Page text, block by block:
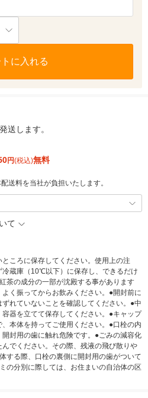
に入れる
送します。
円(税込)無料
送料を当社が負担いたします。
て
ころに保存してください。使用上の注
蔵庫（10℃以下）に保存し、できるだけ
茶の成分の一部が沈殿する事があります
く振ってからお飲みください。●開封前に
れていないことを確認してください。●中
器を立てて保存してください。●キャップ
本体を持ってご使用ください。●口栓の内
封用の歯に触れ危険です。●ごみの減容化
でください。その際、残液の飛び散りや
する際、口栓の裏側に開封用の歯がついて
の分別に際しては、お住まいの自治体の区